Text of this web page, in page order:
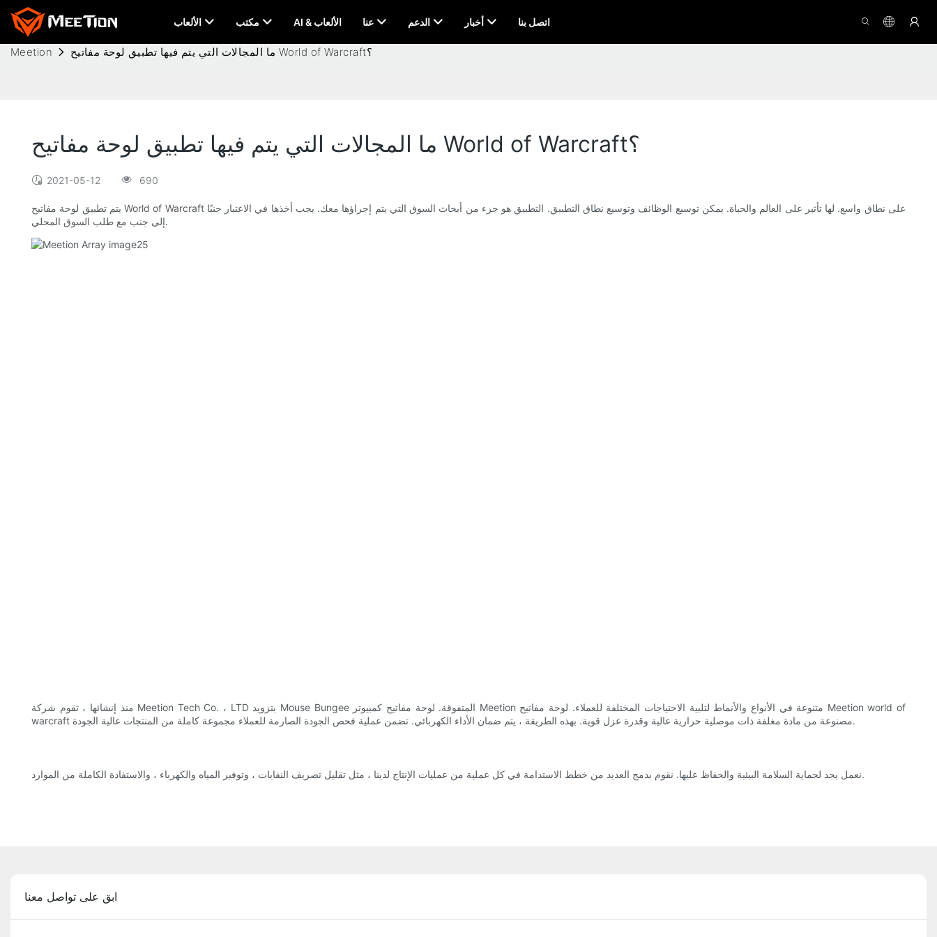
الألعاب مكتب AI & الألعاب عنا الدعم أخبار اتصل بنا
Meetion ما المجالات التي يتم فيها تطبيق لوحة مفاتيح World of Warcraft؟
ما المجالات التي يتم فيها تطبيق لوحة مفاتيح World of Warcraft؟
2021-05-12 690
يتم تطبيق لوحة مفاتيح World of Warcraft على نطاق واسع. لها تأثير على العالم والحياة. يمكن توسيع الوظائف وتوسيع نطاق التطبيق. التطبيق هو جزء من أبحاث السوق التي يتم إجراؤها معك. يجب أخذها في الاعتبار جنبًا
إلى جنب مع طلب السوق المحلي.
منذ إنشائها ، تقوم شركة Meetion Tech Co. ، LTD بتزويد Mouse Bungee المتفوقة. لوحة مفاتيح كمبيوتر Meetion متنوعة في الأنواع والأنماط لتلبية الاحتياجات المختلفة للعملاء. لوحة مفاتيح Meetion world of
warcraft مصنوعة من مادة مغلفة ذات موصلية حرارية عالية وقدرة عزل قوية. بهذه الطريقة ، يتم ضمان الأداء الكهربائي. تضمن عملية فحص الجودة الصارمة للعملاء مجموعة كاملة من المنتجات عالية الجودة.
نعمل بجد لحماية السلامة البيئية والحفاظ عليها. نقوم بدمج العديد من خطط الاستدامة في كل عملية من عمليات الإنتاج لدينا ، مثل تقليل تصريف النفايات ، وتوفير المياه والكهرباء ، والاستفادة الكاملة من الموارد.
ابق على تواصل معنا